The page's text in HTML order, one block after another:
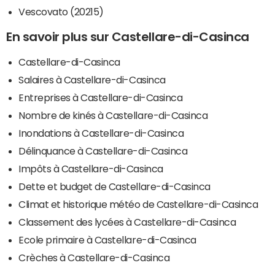
Vescovato (20215)
En savoir plus sur Castellare-di-Casinca
Castellare-di-Casinca
Salaires à Castellare-di-Casinca
Entreprises à Castellare-di-Casinca
Nombre de kinés à Castellare-di-Casinca
Inondations à Castellare-di-Casinca
Délinquance à Castellare-di-Casinca
Impôts à Castellare-di-Casinca
Dette et budget de Castellare-di-Casinca
Climat et historique météo de Castellare-di-Casinca
Classement des lycées à Castellare-di-Casinca
Ecole primaire à Castellare-di-Casinca
Crèches à Castellare-di-Casinca